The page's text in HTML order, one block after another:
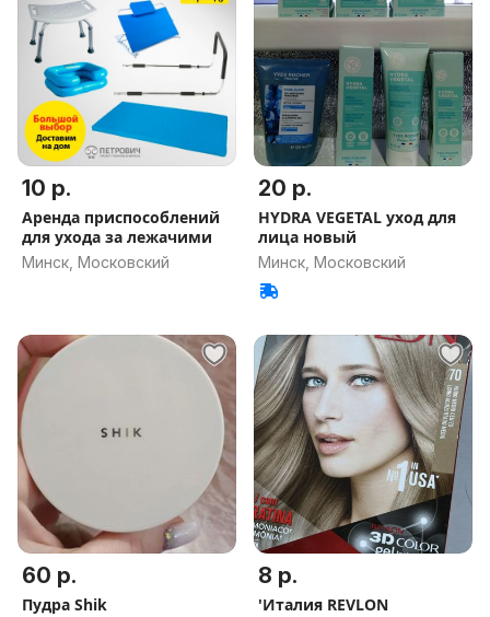
10 р.
Аренда приспособлений
для ухода за лежачими
Минск, Московский
20 р.
HYDRA VEGETAL уход для
лица новый
Минск, Московский
60 р.
Пудра Shik
8 р.
'Италия REVLON